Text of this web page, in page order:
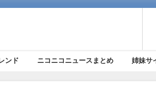
ンド ニコニコニュースまとめ 姉妹サ